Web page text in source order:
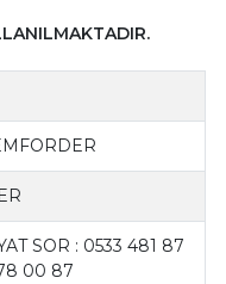
SOR : 0533 481 87
00 87